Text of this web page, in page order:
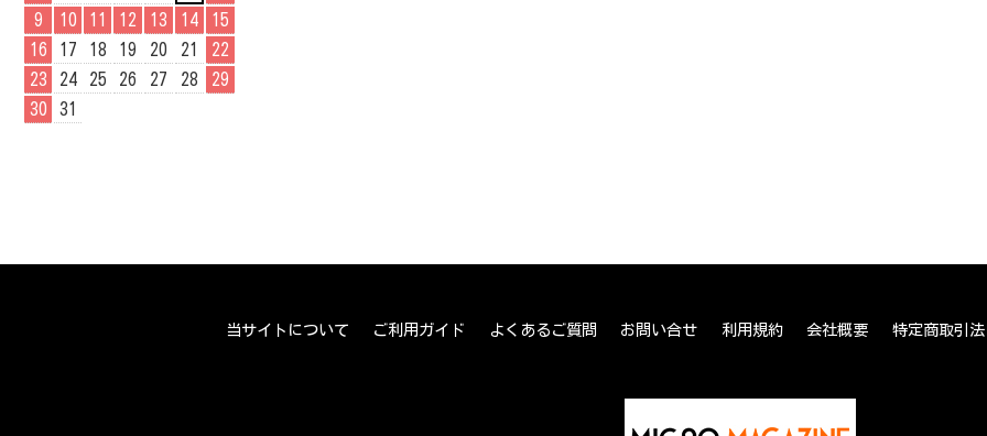
9
10 11 12 13 14 15
16 17 18 19 20 21 22
23 24 25 26 27 28 29
30 31
当サイトについて ご利用ガイド よくあるご質問 お問い合せ 利用規約 会社概要 特定商取引